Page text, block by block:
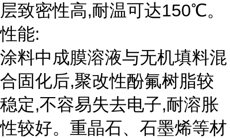
层致密性高,耐温可达150℃。
性能:
涂料中成膜溶液与无机填料混
合固化后,聚改性酚氟树脂较
稳定,不容易失去电子,耐溶胀
性较好。重晶石、石墨烯等材